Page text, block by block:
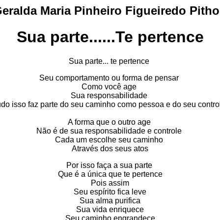
Maria Pinheiro Figueiredo
Sua parte......Te pertence
Sua parte... te pertence
Seu comportamento ou forma de pensar
Como você age
Sua responsabilidade
isso faz parte do seu caminho como pessoa e do seu
A forma que o outro age
Não é de sua responsabilidade e controle
Cada um escolhe seu caminho
Através dos seus atos
Por isso faça a sua parte
Que é a única que te pertence
Pois assim
Seu espírito fica leve
Sua alma purifica
Sua vida enriquece
Seu caminho engrandece